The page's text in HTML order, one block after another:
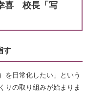
喜 校長「写
す
を日常化したい」という
りの取り組みが始まりま